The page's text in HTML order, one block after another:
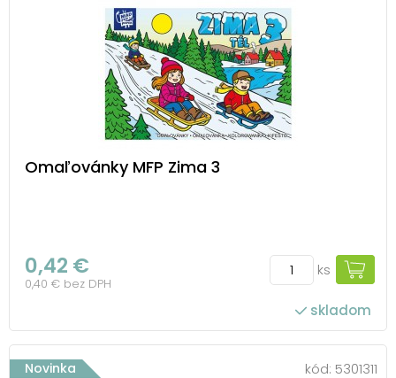
Omaľovánky MFP Zima 3
0,42 €
0,40 € bez DPH
ks
skladom
Novinka kód: 5301311